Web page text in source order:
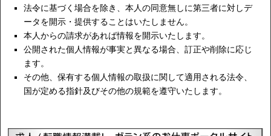
法令に基づく場合を除き、本人の同意無しに第三者に対しデ
ータを開示・提供することはいたしません。
本人からの請求があれば情報を開示いたします。
公開された個人情報が事実と異なる場合、訂正や削除に応じ
ます。
その他、保有する個人情報の取扱に関して適用される法令、
国が定める指針及びその他の規範を遵守いたします。